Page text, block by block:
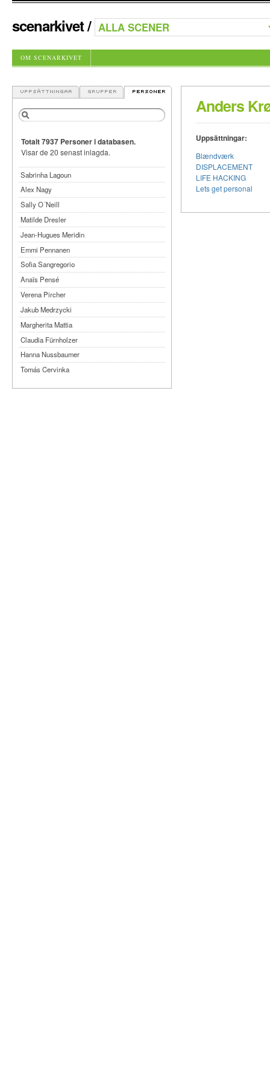
scenarkivet/
OM SCENARKIVET
Anders
Uppsättningar:
Blændværk
DISPLACEMENT
LIFE HACKING
Lets get personal
Totalt 7937 Personer i databasen.
Visar de 20 senast inlagda.
Sabrinha Lagoun
Alex Nagy
Sally O´Neill
Matilde Dresler
Jean-Hugues Meridin
Emmi Pennanen
Sofia Sangregorio
Anaïs Pensé
Verena Pircher
Jakub Medrzycki
Margherita Mattia
Claudia Fürnholzer
Hanna Nussbaumer
Tomás Cervinka